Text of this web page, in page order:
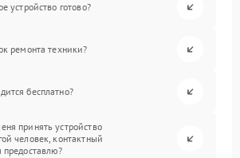
устройство готово?
ремонта техники?
бесплатно?
принять устройство
человек, контактный
предоставлю?